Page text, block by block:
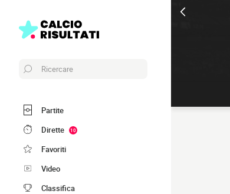
Ricercare
Partite
Dirette
10
Favoriti
Video
Classifica